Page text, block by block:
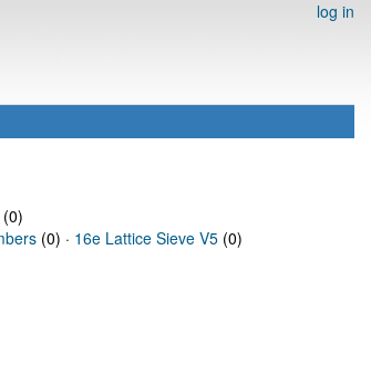
log in
(0) · 16e Lattice Sieve V5 (0)